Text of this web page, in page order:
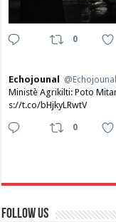
0
Echojounal @Echojounal
Ministè Agrikilti: Poto
s://t.co/bHjkyLRwtV
0
Follow Us